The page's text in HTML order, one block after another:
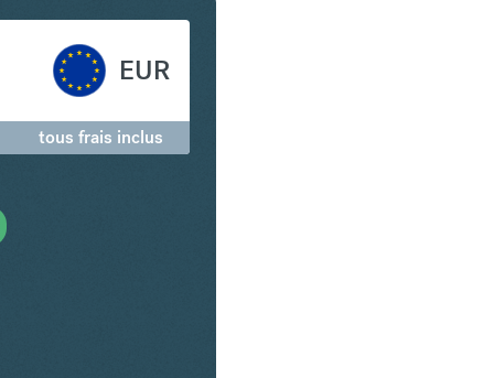
EUR
tous frais inclus